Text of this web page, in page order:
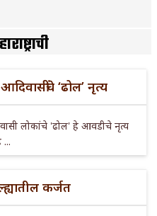
‘ढोल’ नृत्य
लोकांचे 'ढोल' हे आवडीचे नृत्य
कर्जत